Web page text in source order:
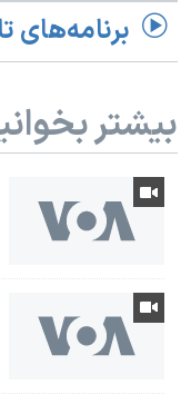
برنامه‌های
بیشتر